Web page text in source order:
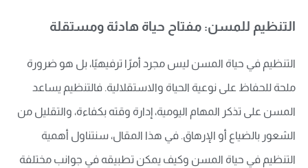
التنظيم للمسن: مفتاح حياة هادئة ومستقلة
التنظيم في حياة المسن ليس مجرد أمرًا ترفيهيًا، بل هو ضرورة
ملحة للحفاظ على نوعية الحياة والاستقلالية. فالتنظيم يساعد
المسن على تذكر المهام اليومية، إدارة وقته بكفاءة، والتقليل من
الشعور بالضياع أو الإرهاق. في هذا المقال، سنتناول أهمية
التنظيم في حياة المسن وكيف يمكن تطبيقه في جوانب مختلفة